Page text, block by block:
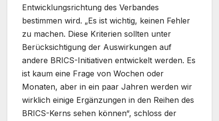
Entwicklungsrichtung des Verbandes
bestimmen wird. „Es ist wichtig, keinen Fehler
zu machen. Diese Kriterien sollten unter
Berücksichtigung der Auswirkungen auf
andere BRICS-Initiativen entwickelt werden. Es
ist kaum eine Frage von Wochen oder
Monaten, aber in ein paar Jahren werden wir
wirklich einige Ergänzungen in den Reihen des
BRICS-Kerns sehen können“, schloss der